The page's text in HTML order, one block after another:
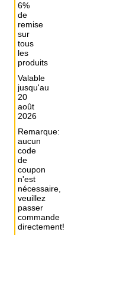
6%
de
remise
sur
tous
les
produits
Valable
jusqu'au
20
août
2026
Remarque:
aucun
code
de
coupon
n'est
nécessaire,
veuillez
passer
commande
directement!